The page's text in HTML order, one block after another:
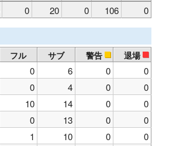
0 20 0 106 0
フル サブ 警告 退場
0 6 0
0
0 4 0
0
10 14 0
0
0 13 0
0
1 10 0
0